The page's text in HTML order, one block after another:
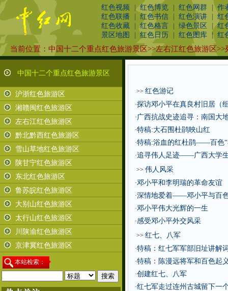
红色视频 | 红色博览 红色网群
作
红色联播
红色书信 红色演讲
红
红色收藏
红色格言 绿色景区
红
景区地图
红色日历 红色图库 | 红
当前位置： 中国十二个重点红色旅游景区>>左右江红色旅游区>>
中国十二个重点红色旅游景区
沪浙红色旅游区
湘赣闽红色旅游区
左右江红色旅游区
黔北黔西红色旅游区
雪山草地红色旅游区
陕甘宁红色旅游区
东北红色旅游区
鲁苏皖红色旅游区
大别山红色旅游区
太行山红色旅游区
川陕渝红色旅游区
京津冀红色旅游区
本站检索：
>> 红色游记
·探访邓小平在真良村旧居（
·广西抗战史迹追寻：南国大
·特稿:大石围杜鹃映山红
·特稿:浴血的红杜鹃——百色“
·追寻伟人足迹——广西大学
>> 伟人风采
·邓小平和李明瑞的革命友谊
·深情地爱着——邓小平与百
·邓小平伟大光辉的一生
·感受邓小平外交风采
>> 红七、八军
·特稿：红七军军部旧址讲解
·特稿：陈漫远将军和百色起
·创建红七、八军
·红七军走过连州古城留下一